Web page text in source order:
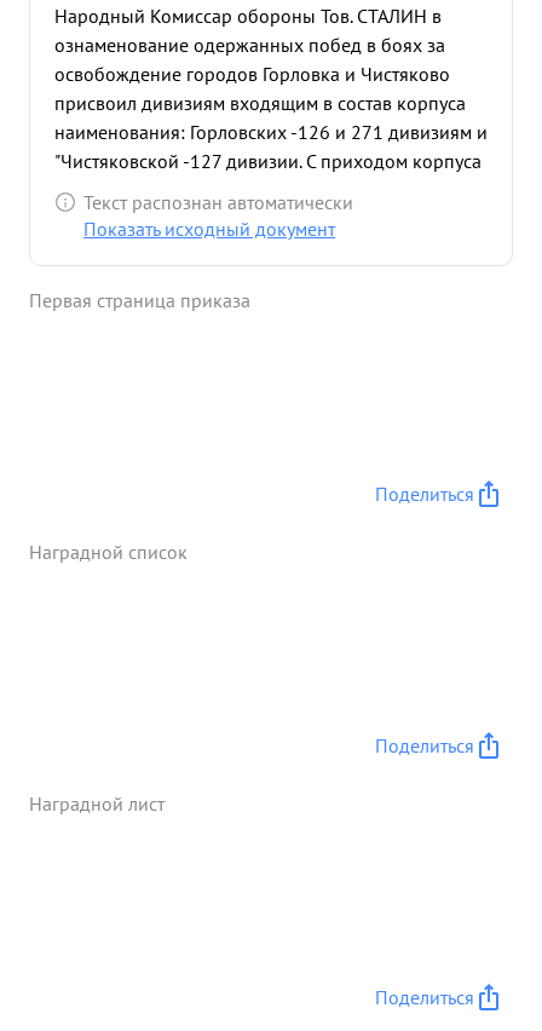
Народный Комиссар обороны Тов. СТАЛИН в
ознаменование одержанных побед в боях за
освобождение городов Горловка и Чистяково
присвоил дивизиям входящим в состав корпуса
наименования: Горловских -126 и 271 дивизиям и
"Чистяковской -127 дивизии. С приходом корпуса
в состав 51 Армии Генерал-Ма ор ЛОВНГИН так-
же выполняет поставленные перед ним боевые
давая ему возможности оторваться от частей
умелое и четкое управление соединениями
при высокой маневренности частей успешное ...»
Текст распознан автоматически
Показать исходный документ
Первая страница приказа
Поделиться
Наградной список
Поделиться
Наградной лист
Поделиться